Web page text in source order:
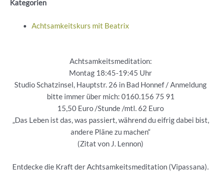
Kategorien
Achtsamkeitskurs mit Beatrix
Achtsamkeitsmeditation:
Montag 18:45-19:45 Uhr
Studio Schatzinsel, Hauptstr. 26 in Bad Honnef / Anmeldung
bitte immer über mich: 0160.156 75 91
15,50 Euro /Stunde /mtl. 62 Euro
„Das Leben ist das, was passiert, während du eifrig dabei bist,
andere Pläne zu machen“
(Zitat von J. Lennon)
Entdecke die Kraft der Achtsamkeitsmeditation (Vipassana).